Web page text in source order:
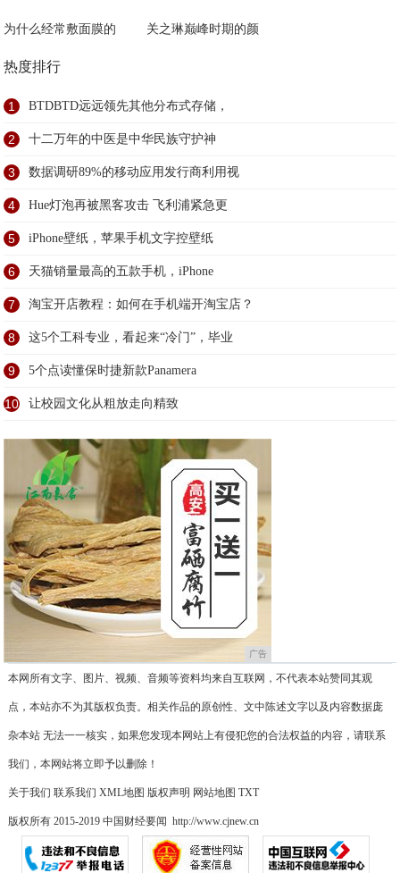
为什么经常敷面膜的 关之琳巅峰时期的颜
热度排行
1 BTDBTD远远领先其他分布式存储，
2 十二万年的中医是中华民族守护神
3 数据调研89%的移动应用发行商利用视
4 Hue灯泡再被黑客攻击 飞利浦紧急更
5 iPhone壁纸，苹果手机文字控壁纸
6 天猫销量最高的五款手机，iPhone
7 淘宝开店教程：如何在手机端开淘宝店？
8 这5个工科专业，看起来“冷门”，毕业
9 5个点读懂保时捷新款Panamera
10 让校园文化从粗放走向精致
广告
本网所有文字、图片、视频、音频等资料均来自互联网，不代表本站赞同其观
点，本站亦不为其版权负责。相关作品的原创性、文中陈述文字以及内容数据庞
杂本站 无法一一核实，如果您发现本网站上有侵犯您的合法权益的内容，请联系
我们，本网站将立即予以删除！
关于我们 联系我们 XML地图 版权声明 网站地图 TXT
版权所有 2015-2019 中国财经要闻 http://www.cjnew.cn